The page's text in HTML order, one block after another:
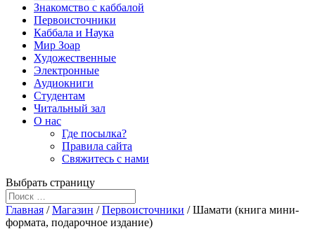
Знакомство с каббалой
Первоисточники
Каббала и Наука
Мир Зоар
Художественные
Электронные
Аудиокниги
Студентам
Читальный зал
О нас
Где посылка?
Правила сайта
Свяжитесь с нами
Выбрать страницу
Главная /Магазин /Первоисточники / Шамати (книга мини-
формата, подарочное издание)